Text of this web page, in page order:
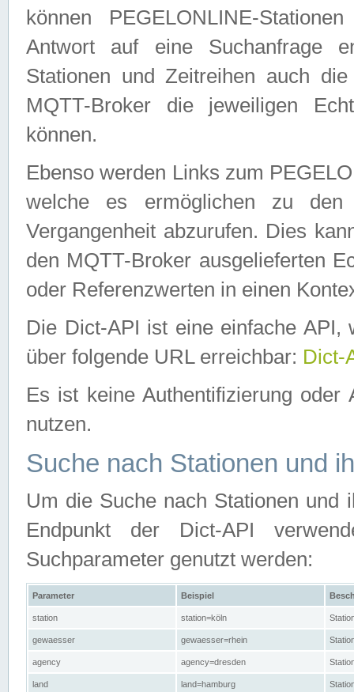
können PEGELONLINE-
Antwort auf eine Suchanfrage
Stationen und Zeitreihen auch
MQTT-Broker die jeweiligen
können.
Ebenso werden Links zum
welche es ermöglichen zu den
Vergangenheit abzurufen. Dies
den MQTT-Broker ausgelieferten
oder Referenzwerten in einen
Die Dict-API ist eine einfache API,
über folgende URL erreichbar: Dict-
Es ist keine Authentifizierung
nutzen.
Suche nach Stationen und
Um die Suche nach Stationen und
Endpunkt der Dict-API
Suchparameter genutzt werden:
Parameter Beispiel
station station=köln
gewaesser gewaesser=rhein
agency agency=dresden
land land=hamburg